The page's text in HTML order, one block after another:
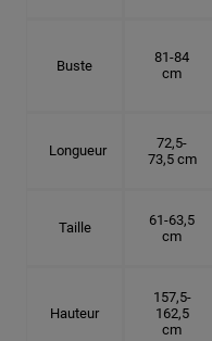
Buste
81-84
cm
Longueur
72,5-
73,5 cm
Taille
61-63,5
cm
Hauteur
157,5-
162,5
cm